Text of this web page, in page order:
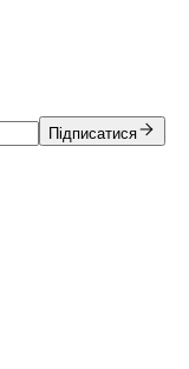
Підписатися